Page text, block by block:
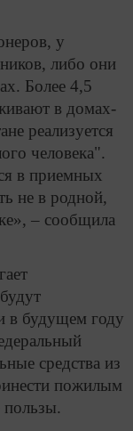
у
либо они
Более 4,5
в домах-
реализуется
человека".
в приемных
не в родной,
– сообщила
в будущем году
средства из
пожилым